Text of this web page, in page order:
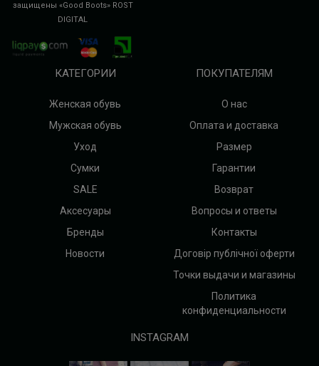
защищены «Good Boots» ROST
DIGITAL
КАТЕГОРИИ
Женская обувь
Мужская обувь
Уход
Сумки
SALE
Аксесуары
Бренды
Новости
ПОКУПАТЕЛЯМ
О нас
Оплата и доставка
Размер
Гарантии
Возврат
Вопросы и ответы
Контакты
Договір публічної оферти
Точки выдачи и магазины
Политика
конфиденциальности
INSTAGRAM